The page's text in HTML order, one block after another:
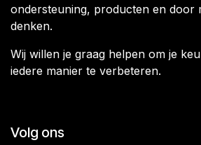
ondersteuning, producten en door
denken.
Wij willen je graag helpen om je
iedere manier te verbeteren.
Volg ons